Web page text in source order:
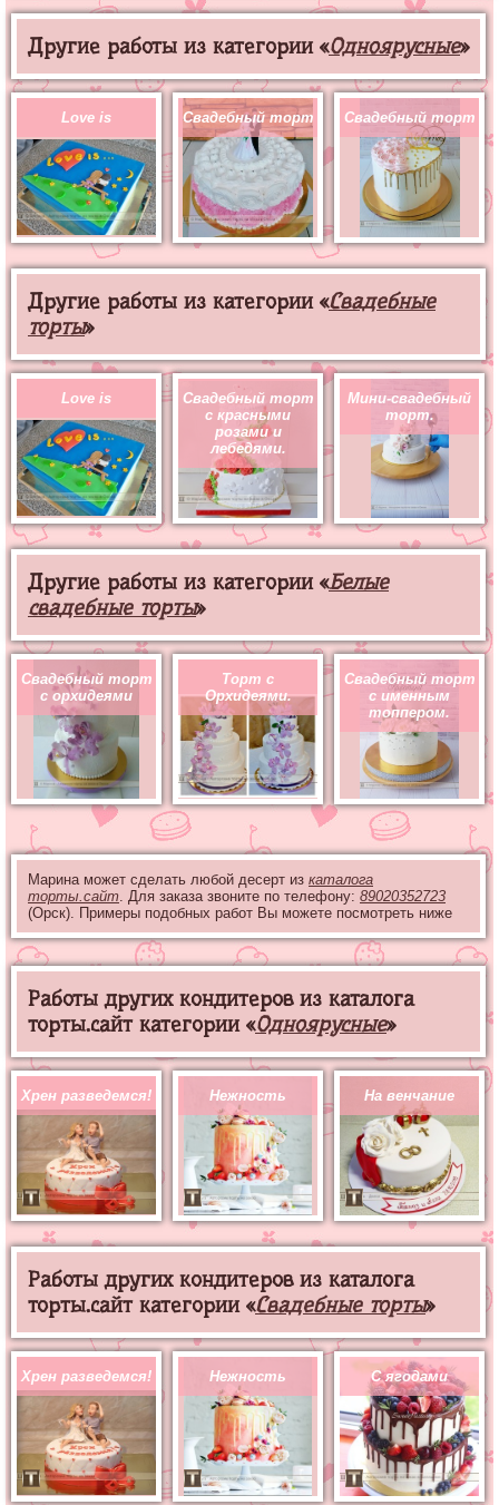
Другие работы из категории «Одноярусные»
Love is Свадебный торт Свадебный торт
Другие работы из категории «Свадебные
торты»
Love is
Свадебный торт
с красными
розами и
лебедями.
Мини-свадебный
торт.
Другие работы из категории «Белые
свадебные торты»
Свадебный торт
с орхидеями
Торт с
Орхидеями.
Свадебный торт
с именным
топпером.
Марина может сделать любой десерт из каталога
торты.сайт . Для заказа звоните по телефону: 89020352723
(Орск). Примеры подобных работ Вы можете посмотреть ниже
Работы других кондитеров из каталога
торты.сайт категории «Одноярусные»
Хрен разведемся! Нежность На венчание
Работы других кондитеров из каталога
торты.сайт категории «Свадебные торты»
Хрен разведемся! Нежность С ягодами